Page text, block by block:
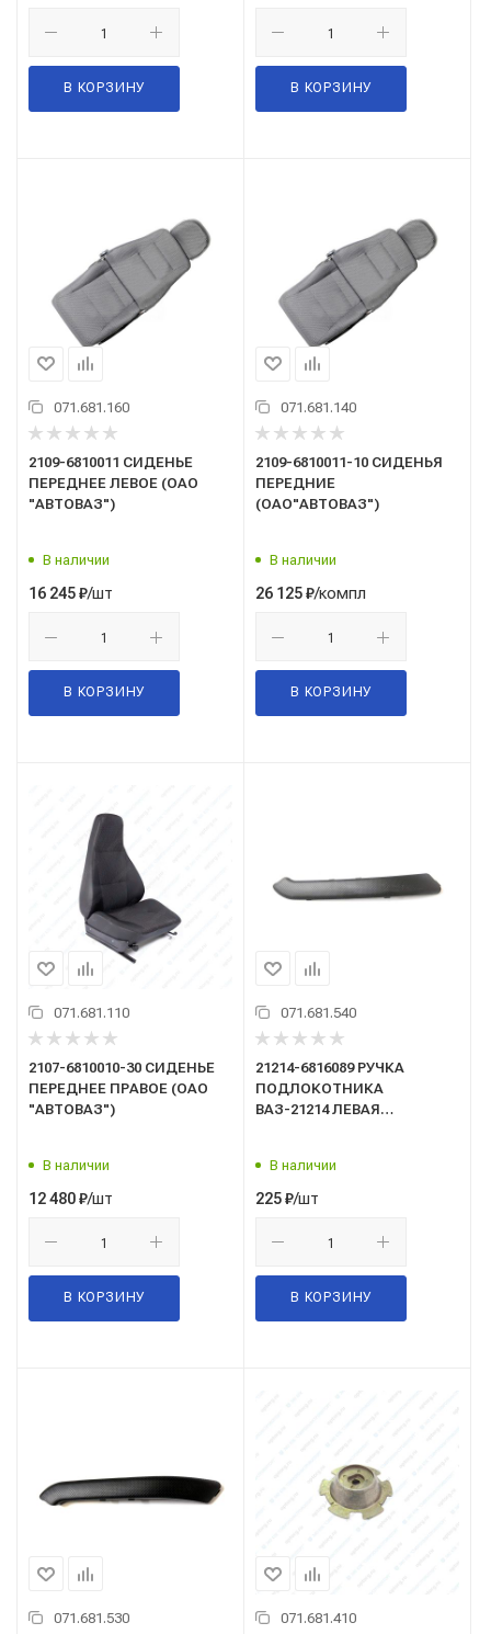
В КОРЗИНУ В КОРЗИНУ
071.681.160
2109-6810011 СИДЕНЬЕ
ПЕРЕДНЕЕ ЛЕВОЕ (ОАО
"АВТОВАЗ")
В наличии
16 245₽/шт
В КОРЗИНУ
071.681.140
2109-6810011-10 СИДЕНЬЯ
ПЕРЕДНИЕ
(ОАО"АВТОВАЗ")
В наличии
26 125₽/компл
В КОРЗИНУ
071.681.110
2107-6810010-30 СИДЕНЬЕ
ПЕРЕДНЕЕ ПРАВОЕ (ОАО
"АВТОВАЗ")
В наличии
12 480₽/шт
В КОРЗИНУ
071.681.540
21214-6816089 РУЧКА
ПОДЛОКОТНИКА
ВАЗ-21214 ЛЕВАЯ
В наличии
225₽/шт
В КОРЗИНУ
071.681.530 071.681.410